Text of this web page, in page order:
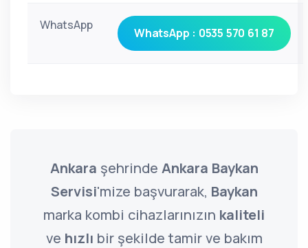
WhatsApp
WhatsApp : 0535 570 61 87
Ankara şehrinde Ankara Baykan
Servisi'mize başvurarak, Baykan
marka kombi cihazlarınızın kaliteli
ve hızlı bir şekilde tamir ve bakım